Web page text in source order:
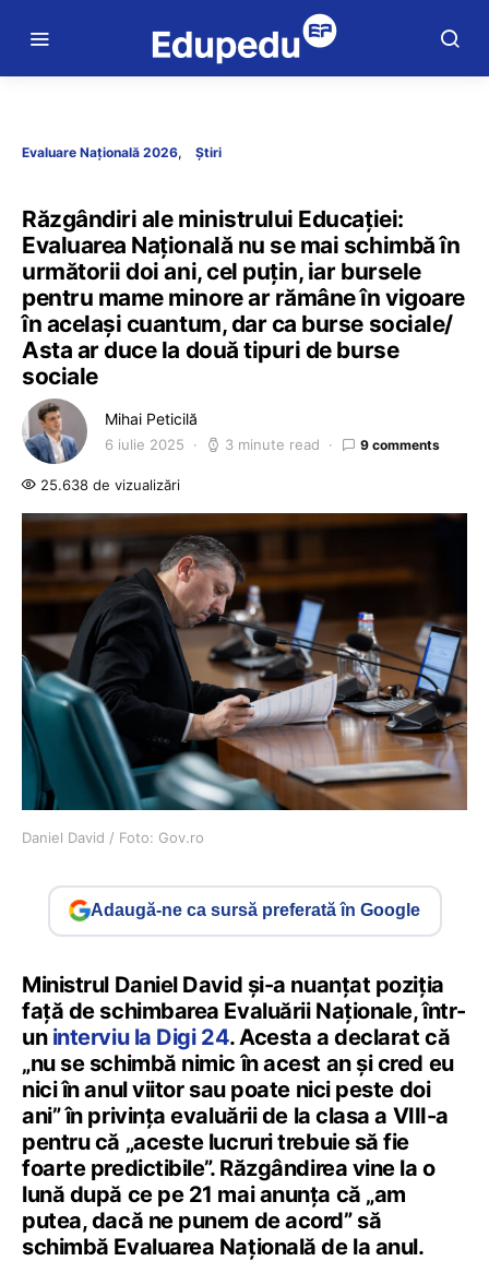
Evaluare Națională 2026 Știri
Răzgândiri ale ministrului Educației:
Evaluarea Națională nu se mai schimbă în
următorii doi ani, cel puțin, iar bursele
pentru mame minore ar rămâne în vigoare
în același cuantum, dar ca burse sociale/
Asta ar duce la două tipuri de burse
sociale
Mihai Peticilă
6 iulie 2025 3 minute read 9 comments
25.638 de vizualizări
Daniel David / Foto: Gov.ro
Adaugă-ne ca sursă preferată în Google
Ministrul Daniel David și-a nuanțat poziția
față de schimbarea Evaluării Naționale, într-
un interviu la Digi 24. Acesta a declarat că
„nu se schimbă nimic în acest an şi cred eu
nici în anul viitor sau poate nici peste doi
ani” în privința evaluării de la clasa a VIII-a
pentru că „aceste lucruri trebuie să fie
foarte predictibile”. Răzgândirea vine la o
lună după ce pe 21 mai anunța că „am
putea, dacă ne punem de acord” să
schimbă Evaluarea Națională de la anul.